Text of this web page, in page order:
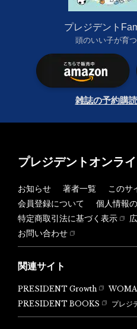
プレジデント
頭のいい子が育
雑誌の予約購
プレジデントオンラ
お知らせ 著者一覧
このサ
会員登録について
個人情報
特定商取引法に基づく表示
お問い合わせ
関連サイト
PRESIDENT Growth
PRESIDENT BOOKS
プレ